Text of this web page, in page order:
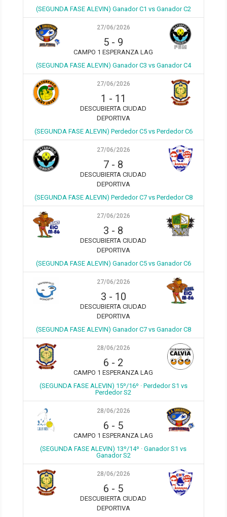
(SEGUNDA FASE ALEVIN) Ganador C1 vs Ganador C2
27/06/2026
5 - 9
CAMPO 1 ESPERANZA LAG
(SEGUNDA FASE ALEVIN) Ganador C3 vs Ganador C4
27/06/2026
1 - 11
DESCUBIERTA CIUDAD
DEPORTIVA
(SEGUNDA FASE ALEVIN) Perdedor C5 vs Perdedor C6
27/06/2026
7 - 8
DESCUBIERTA CIUDAD
DEPORTIVA
(SEGUNDA FASE ALEVIN) Perdedor C7 vs Perdedor C8
27/06/2026
3 - 8
DESCUBIERTA CIUDAD
DEPORTIVA
(SEGUNDA FASE ALEVIN) Ganador C5 vs Ganador C6
27/06/2026
3 - 10
DESCUBIERTA CIUDAD
DEPORTIVA
(SEGUNDA FASE ALEVIN) Ganador C7 vs Ganador C8
28/06/2026
6 - 2
CAMPO 1 ESPERANZA LAG
(SEGUNDA FASE ALEVIN) 15º/16º · Perdedor S1 vs
Perdedor S2
28/06/2026
6 - 5
CAMPO 1 ESPERANZA LAG
(SEGUNDA FASE ALEVIN) 13º/14º · Ganador S1 vs
Ganador S2
28/06/2026
6 - 5
DESCUBIERTA CIUDAD
DEPORTIVA